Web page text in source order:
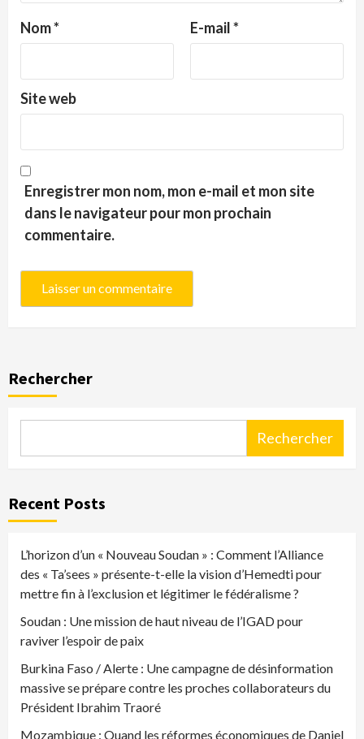
Nom* E-mail*
Site web
Enregistrer mon nom, mon e-mail et mon site
dans le navigateur pour mon prochain
commentaire.
Rechercher
Rechercher
Recent Posts
L’horizon d’un « Nouveau Soudan » : Comment l’Alliance
des « Ta’sees » présente-t-elle la vision d’Hemedti pour
mettre fin à l’exclusion et légitimer le fédéralisme ?
Soudan : Une mission de haut niveau de l’IGAD pour
raviver l’espoir de paix
Burkina Faso / Alerte : Une campagne de désinformation
massive se prépare contre les proches collaborateurs du
Président Ibrahim Traoré
Mozambique : Quand les réformes économiques de Daniel